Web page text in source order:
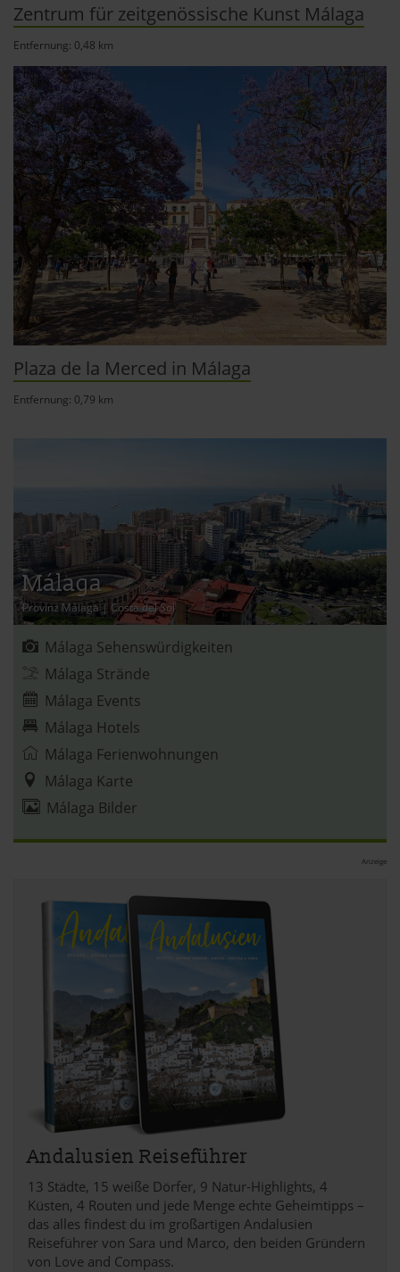
Zentrum für zeitgenössische Kunst Málaga
Entfernung: 0,48 km
Plaza de la Merced in Málaga
Entfernung: 0,79 km
Málaga
Provinz Málaga | Costa del Sol
Málaga Sehenswürdigkeiten
Málaga Strände
Málaga Events
Málaga Hotels
Málaga Ferienwohnungen
Málaga Karte
Málaga Bilder
Anzeige
Andalusien Reiseführer
13 Städte, 15 weiße Dörfer, 9 Natur-Highlights, 4
Küsten, 4 Routen und jede Menge echte Geheimtipps –
das alles findest du im großartigen Andalusien
Reiseführer von Sara und Marco, den beiden Gründern
von Love and Compass.